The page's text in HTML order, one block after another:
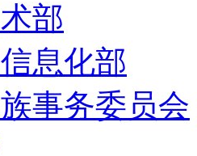
部
息化部
事务委员会